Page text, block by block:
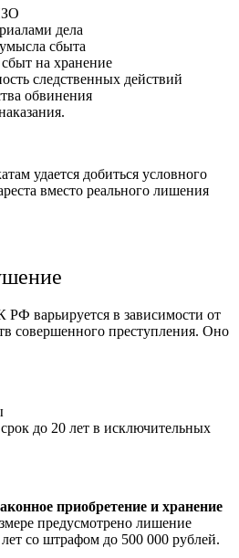
дела
сбыта
на хранение
следственных действий
обвинения
удается добиться условного
вместо реального лишения
РФ варьируется в зависимости от
совершенного преступления. Оно
до 20 лет в исключительных
приобретение и хранение
предусмотрено лишение
со штрафом до 500 000 рублей.